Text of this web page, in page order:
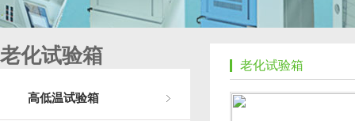
老化试验箱
高低温试验箱
老化试验箱